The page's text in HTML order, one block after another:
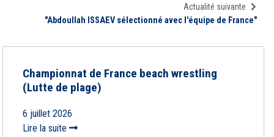
Actualité suivante
"Abdoullah ISSAEV sélectionné avec l'équipe de France"
Championnat de France beach wrestling
(Lutte de plage)
6 juillet 2026
Lire la suite